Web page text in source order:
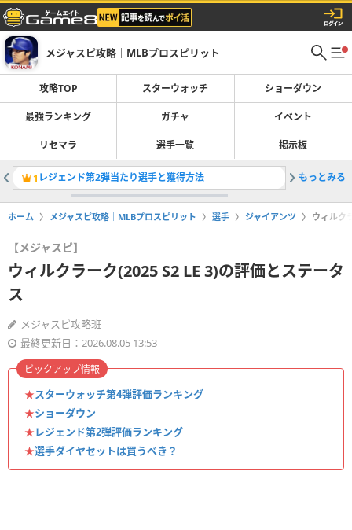
メジャスピ攻略｜MLBプロスピリット
攻略TOP スターウォッチ ショーダウン
最強ランキング ガチャ イベント
リセマラ 選手一覧 掲示板
1 レジェンド第2弾当たり選手と獲得方法 2エディ
もっとみる
ホーム メジャスピ攻略｜MLBプロスピリット 選手 ジャイアンツ ウィルク
【メジャスピ】
ウィルクラーク(2025 S2 LE 3)の評価とステータ
ス
メジャスピ攻略班
最終更新日：2026.08.05 13:53
★スターウォッチ第4弾評価ランキング
★ショーダウン
★レジェンド第2弾評価ランキング
★選手ダイヤセットは買うべき？
ピックアップ情報